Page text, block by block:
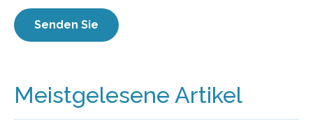
Meistgelesene Artikel